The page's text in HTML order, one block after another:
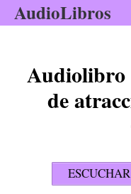
Saltar
al
AudioLibros
Audiolibro
de